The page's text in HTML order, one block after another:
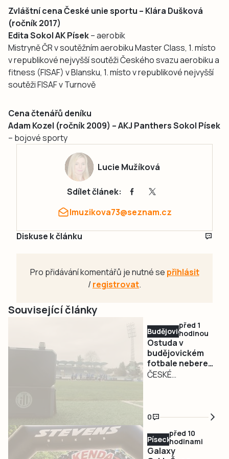
Zvláštní cena České unie sportu – Klára Dušková
(ročník 2017)
Edita Sokol AK Písek– aerobik
Mistryně ČR v soutěžním aerobiku Master Class, 1. místo
v republikové nejvyšší soutěži Českého svazu aerobiku a
fitness (FISAF) v Blansku, 1. místo v republikové nejvyšší
soutěži FISAF v Turnově
Cena čtenářů deníku
Adam Kozel (ročník 2009) – AKJ Panthers Sokol Písek
– bojové sporty
Lucie Mužíková
Sdílet článek:
lmuzikova73@seznam.cz
Diskuse k článku
Pro přidávání komentářů je nutné se přihlásit
/registrovat.
Související články
Budějovicko
před 1
hodinou
Ostuda v
budějovickém
fotbale nebere
konce. Dynamo
ČESKÉ
soutěže SK
Dynamo České
Budějovice
odhlásilo svůj B
0
Písecko
před 10
hodinami
Galaxy